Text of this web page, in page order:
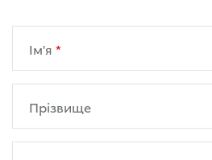
Ім'я
Прізвище